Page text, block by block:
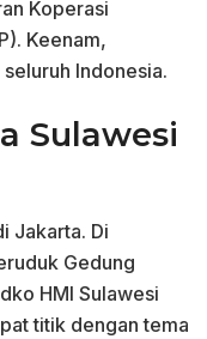
Koperasi
Keenam,
Indonesia.
Sulawesi
Jakarta. Di
Gedung
HMI Sulawesi
titik dengan tema